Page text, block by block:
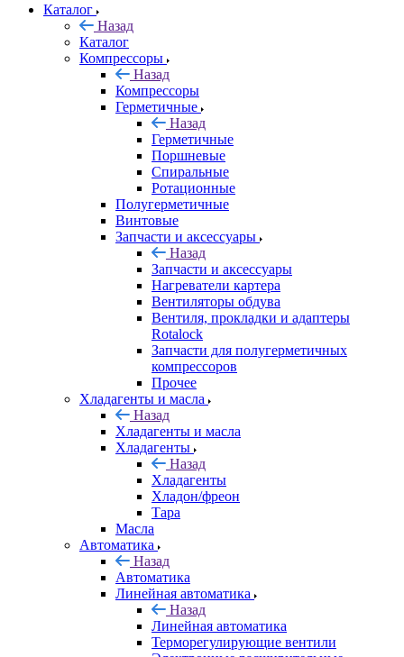
Каталог
Назад
Каталог
Компрессоры
Назад
Компрессоры
Герметичные
Назад
Герметичные
Поршневые
Спиральные
Ротационные
Полугерметичные
Винтовые
Запчасти и аксессуары
Назад
Запчасти и аксессуары
Нагреватели картера
Вентиляторы обдува
Вентиля, прокладки и адаптеры
Rotalock
Запчасти для полугерметичных
компрессоров
Прочее
Хладагенты и масла
Назад
Хладагенты и масла
Хладагенты
Назад
Хладагенты
Хладон/фреон
Тара
Масла
Автоматика
Назад
Автоматика
Линейная автоматика
Назад
Линейная автоматика
Терморегулирующие вентили